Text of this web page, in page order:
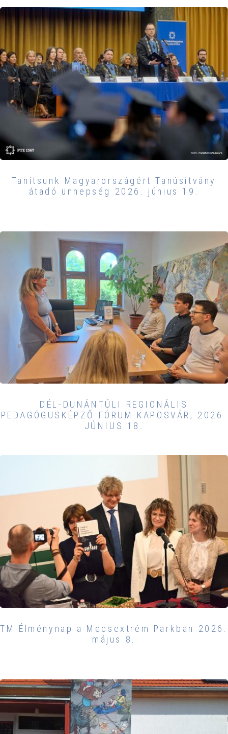
Tanítsunk Magyarországért Tanúsítvány
átadó ünnepség 2026. június 19.
DÉL-DUNÁNTÚLI REGIONÁLIS
PEDAGÓGUSKÉPZŐ FÓRUM KAPOSVÁR, 2026.
JÚNIUS 18.
TM Élménynap a Mecsextrém Parkban 2026.
május 8.